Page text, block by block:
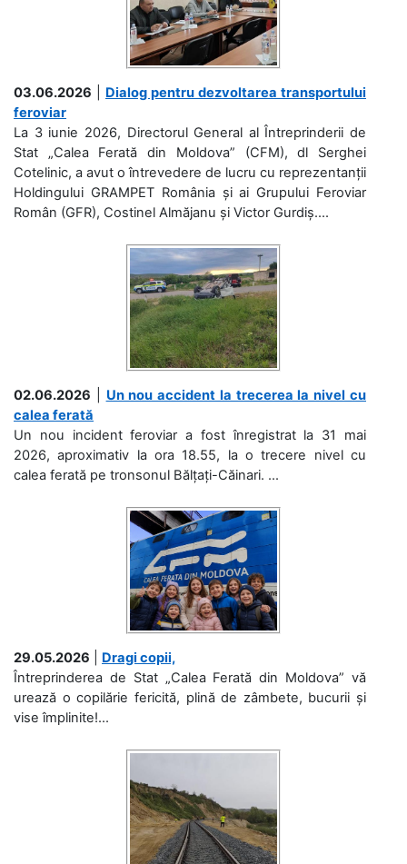
03.06.2026
Dialog pentru dezvoltarea transportului
feroviar
La 3 iunie 2026, Directorul General al Întreprinderii de
Stat „Calea Ferată din Moldova” (CFM), dl Serghei
Cotelinic, a avut o întrevedere de lucru cu reprezentanții
Holdingului GRAMPET România și ai Grupului Feroviar
Român (GFR), Costinel Almăjanu și Victor Gurdiș....
02.06.2026
Un nou accident la trecerea la nivel cu
calea ferată
Un nou incident feroviar a fost înregistrat la 31 mai
2026, aproximativ la ora 18.55, la o trecere nivel cu
calea ferată pe tronsonul Bălțați-Căinari. ...
29.05.2026
Dragi copii,
Întreprinderea de Stat „Calea Ferată din Moldova” vă
urează o copilărie fericită, plină de zâmbete, bucurii și
vise împlinite!...